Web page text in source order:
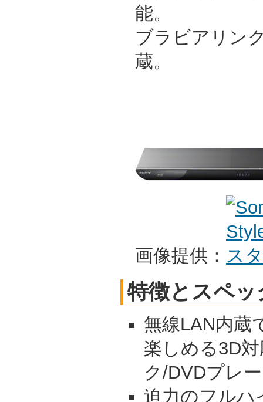
能。
ブラビアリン
蔵。
画像提供：
特徴とスペッ
無線LAN内蔵
楽しめる3D
ク/DVDプレ
迫力のフルハ